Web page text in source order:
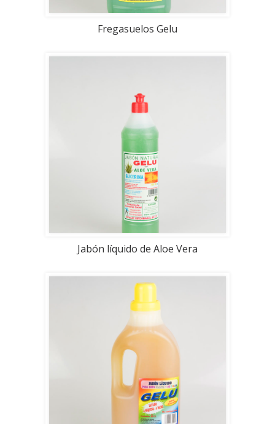
Fregasuelos Gelu
Jabón líquido de Aloe Vera